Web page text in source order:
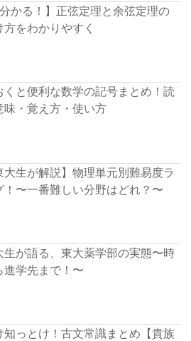
分かる！】正弦定理と余弦定理の
方をわかりやすく
くと便利な数学の記号まとめ！読
味・覚え方・使い方
大生が解説】物理単元別難易度ラ
！〜一番難しい分野はどれ？〜
生が語る、東大薬学部の実態〜時
進学先まで！〜
知っとけ！古文常識まとめ【貴族